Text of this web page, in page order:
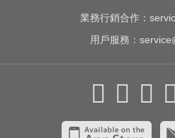
業務行銷合作：
用戶服務：